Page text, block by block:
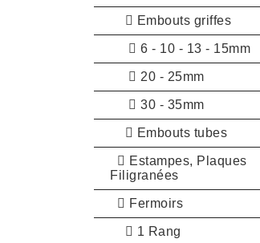
Embouts griffes
6 - 10 - 13 - 15mm
20 - 25mm
30 - 35mm
Embouts tubes
Estampes, Plaques
Filigranées
Fermoirs
1 Rang